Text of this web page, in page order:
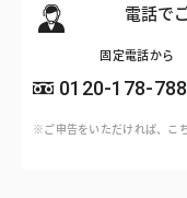
電話で
固定電話から
0120-178-788
※ご申告をいただければ、こ